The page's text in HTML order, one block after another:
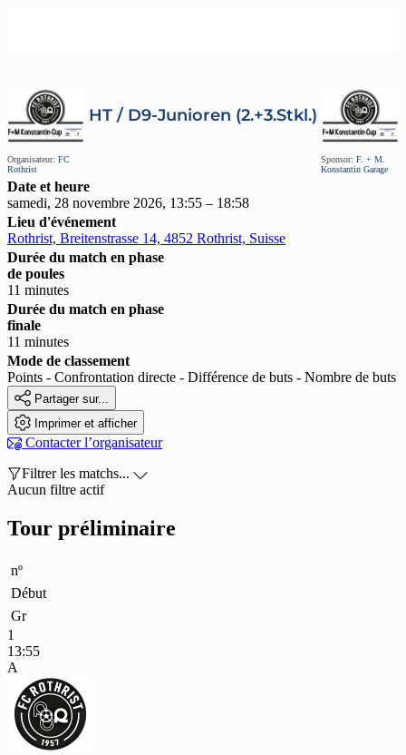
Organisateur: FC
Rothrist
HT / D9-Junioren (2.+3.Stkl.)
Sponsor: F. + M.
Konstantin Garage
Date et heure
samedi, 28 novembre 2026, 13:55 – 18:58
Lieu d'événement
Rothrist, Breitenstrasse 14, 4852 Rothrist, Suisse
Durée du match en phase
de poules
11 minutes
Durée du match en phase
finale
11 minutes
Mode de classement
Points - Confrontation directe - Différence de buts - Nombre de buts
 Partager sur...
 Imprimer et afficher
 Contacter l’organisateur
Filtrer les matchs... 
Aucun filtre actif
Tour préliminaire
nº
Début
Gr
1
13:55
A